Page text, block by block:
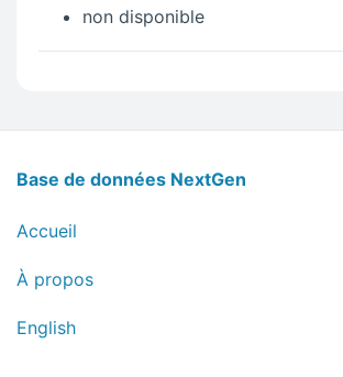
non disponible
Base de données NextGen
Accueil
À propos
Language selection in
English